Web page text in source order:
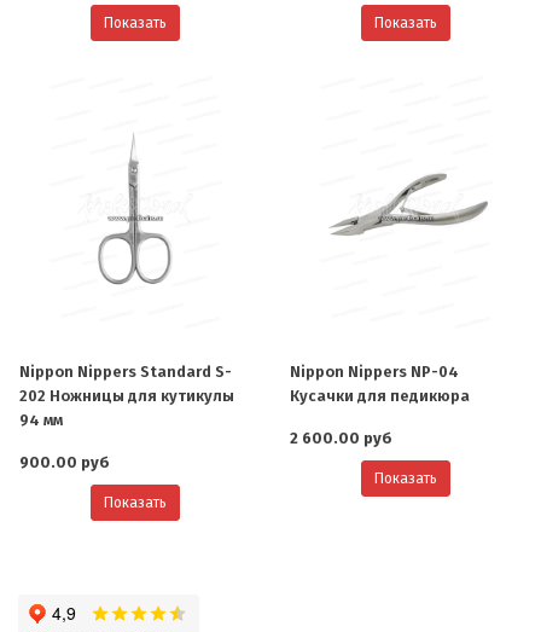
Показать Показать
Nippon Nippers Standard S-
202 Ножницы для кутикулы
94 мм
900.00 руб
Показать
Nippon Nippers NP-04
Кусачки для педикюра
2 600.00 руб
Показать